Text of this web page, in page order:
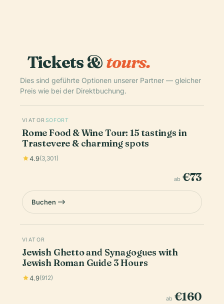
Tickets &tours.
Dies sind geführte Optionen unserer Partner — gleicher
Preis wie bei der Direktbuchung.
VIATOR SOFORT
Rome Food & Wine Tour: 15 tastings in
Trastevere & charming spots
4.9(3,301)
ab €73
Buchen
VIATOR
Jewish Ghetto and Synagogues with
Jewish Roman Guide 3 Hours
4.9(912)
ab €160